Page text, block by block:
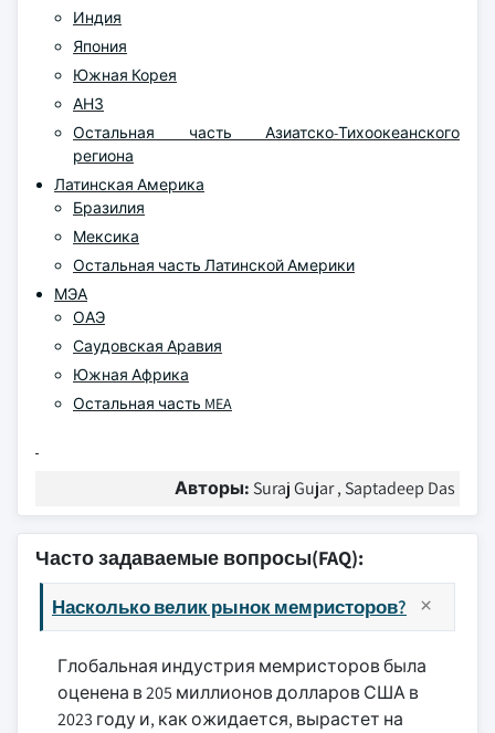
Индия
Япония
Южная Корея
АНЗ
Остальная часть Азиатско-Тихоокеанского
региона
Латинская Америка
Бразилия
Мексика
Остальная часть Латинской Америки
МЭА
ОАЭ
Саудовская Аравия
Южная Африка
Остальная часть MEA
Авторы: Suraj Gujar , Saptadeep Das
Часто задаваемые вопросы(FAQ):
Насколько велик рынок мемристоров?
Глобальная индустрия мемристоров была
оценена в 205 миллионов долларов США в
2023 году и, как ожидается, вырастет на